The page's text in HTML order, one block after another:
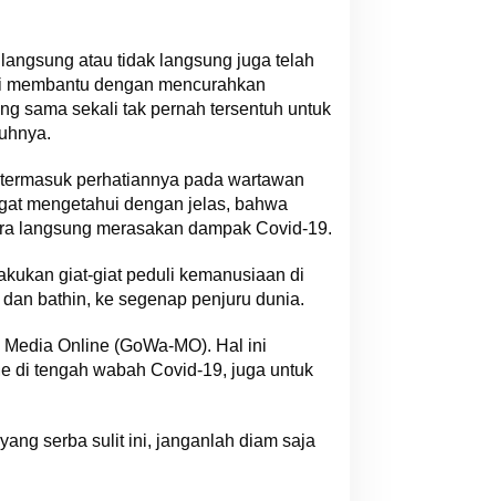
atau tidak langsung juga telah
dengan mencurahkan
sama sekali tak pernah tersentuh untuk
perhatiannya pada wartawan
mengetahui dengan jelas, bahwa
langsung merasakan dampak Covid-19.
giat-giat peduli kemanusiaan di
bathin, ke segenap penjuru dunia.
Online (GoWa-MO). Hal ini
di tengah wabah Covid-19, juga untuk
serba sulit ini, janganlah diam saja